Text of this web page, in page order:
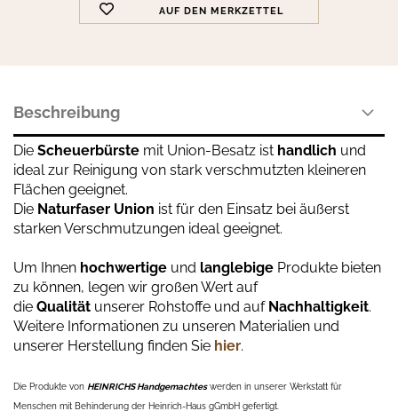
AUF DEN MERKZETTEL
Beschreibung
Die Scheuerbürste mit Union-Besatz ist handlich und
ideal zur Reinigung von stark verschmutzten kleineren
Flächen geeignet.
Die Naturfaser Union ist für den Einsatz bei äußerst
starken Verschmutzungen ideal geeignet.
Um Ihnen hochwertige und langlebige Produkte bieten
zu können, legen wir großen Wert auf
die Qualität unserer Rohstoffe und auf Nachhaltigkeit.
Weitere Informationen zu unseren Materialien und
unserer Herstellung finden Sie hier.
Die Produkte von HEINRICHS Handgemachteswerden in unserer Werkstatt für
Menschen mit Behinderung der Heinrich-Haus gGmbH gefertigt.